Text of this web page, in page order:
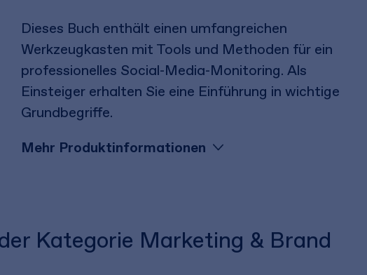
Dieses Buch enthält einen umfangreichen
Werkzeugkasten mit Tools und Methoden für ein
professionelles Social-Media-Monitoring. Als
Einsteiger erhalten Sie eine Einführung in wichtige
Grundbegriffe.
Mehr Produktinformationen
Kategorie Marketing & Brand